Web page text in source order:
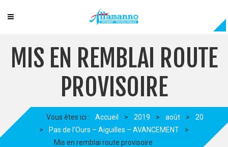
MIS EN REMBLAI ROUTE
PROVISOIRE
Vous êtes ici : Accueil > 2019 > août >
20
>
Pas de l’Ours – Aiguilles – AVANCEMENT
>
Mis en remblai route provisoire